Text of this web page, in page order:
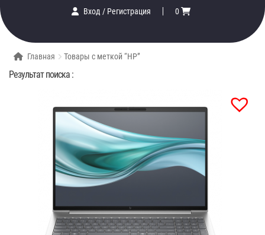
Вход/ Регистрация 0
Главная Товары с меткой “HP”
Результат поиска :